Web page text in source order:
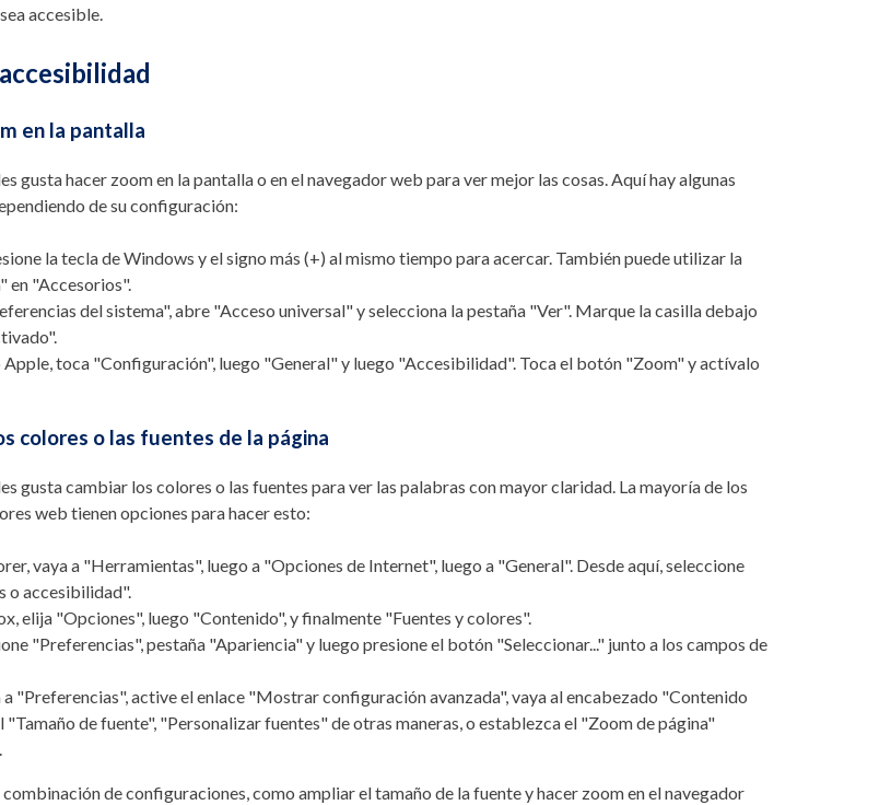
accesible.
en la pantalla
gusta hacer zoom en la pantalla o en el navegador web para ver mejor las cosas. Aquí hay algunas
de su configuración:
la tecla de Windows y el signo más (+) al mismo tiempo para acercar. También puede utilizar la
en "Accesorios".
del sistema", abre "Acceso universal" y selecciona la pestaña "Ver". Marque la casilla debajo
toca "Configuración", luego "General" y luego "Accesibilidad". Toca el botón "Zoom" y actívalo
colores o las fuentes de la página
gusta cambiar los colores o las fuentes para ver las palabras con mayor claridad. La mayoría de los
web tienen opciones para hacer esto:
vaya a "Herramientas", luego a "Opciones de Internet", luego a "General". Desde aquí, seleccione
o accesibilidad".
elija "Opciones", luego "Contenido", y finalmente "Fuentes y colores".
"Preferencias", pestaña "Apariencia" y luego presione el botón "Seleccionar..." junto a los campos de
a "Preferencias", active el enlace "Mostrar configuración avanzada", vaya al encabezado "Contenido
"Tamaño de fuente", "Personalizar fuentes" de otras maneras, o establezca el "Zoom de página"
combinación de configuraciones, como ampliar el tamaño de la fuente y hacer zoom en el navegador